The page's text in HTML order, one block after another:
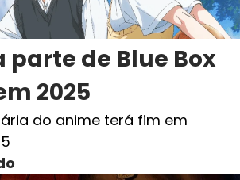
parte de Blue Box
2025
do anime terá fim em